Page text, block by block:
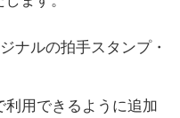
ナルの拍手スタンプ・
用できるように追加